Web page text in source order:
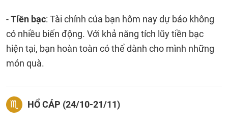
-Tiền bạc: Tài chính của bạn hôm nay dự báo không
có nhiều biến động. Với khả năng tích lũy tiền bạc
hiện tại, bạn hoàn toàn có thể dành cho mình những
món quà.
HỔ CÁP (24/10-21/11)